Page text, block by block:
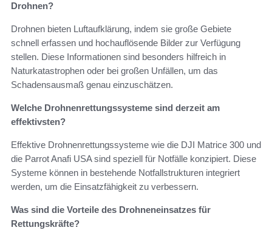
Drohnen?
Drohnen bieten Luftaufklärung, indem sie große Gebiete
schnell erfassen und hochauflösende Bilder zur Verfügung
stellen. Diese Informationen sind besonders hilfreich in
Naturkatastrophen oder bei großen Unfällen, um das
Schadensausmaß genau einzuschätzen.
Welche Drohnenrettungssysteme sind derzeit am
effektivsten?
Effektive Drohnenrettungssysteme wie die DJI Matrice 300 und
die Parrot Anafi USA sind speziell für Notfälle konzipiert. Diese
Systeme können in bestehende Notfallstrukturen integriert
werden, um die Einsatzfähigkeit zu verbessern.
Was sind die Vorteile des Drohneneinsatzes für
Rettungskräfte?